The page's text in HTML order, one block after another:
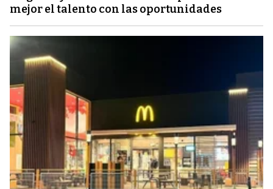
mejor el talento con las oportunidades